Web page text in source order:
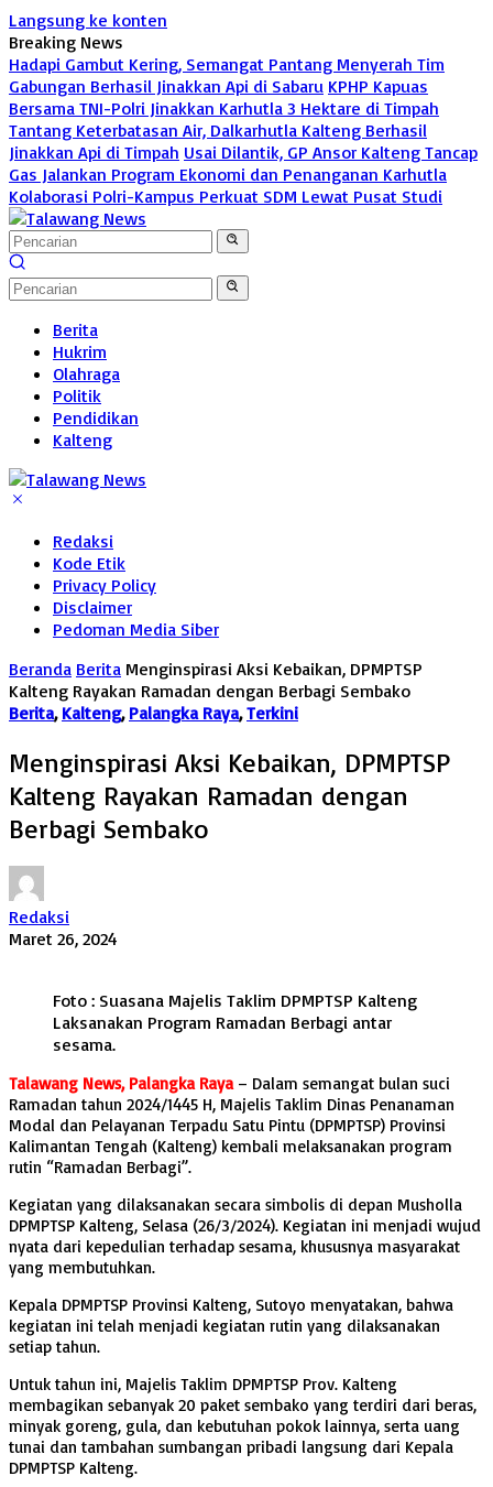
Langsung ke konten
Breaking News
Hadapi Gambut Kering, Semangat Pantang Menyerah Tim
Gabungan Berhasil Jinakkan Api di Sabaru KPHP Kapuas
Bersama TNI-Polri Jinakkan Karhutla 3 Hektare di Timpah
Tantang Keterbatasan Air, Dalkarhutla Kalteng Berhasil
Jinakkan Api di Timpah Usai Dilantik, GP Ansor Kalteng Tancap
Gas Jalankan Program Ekonomi dan Penanganan Karhutla
Kolaborasi Polri-Kampus Perkuat SDM Lewat Pusat Studi
Berita
Hukrim
Olahraga
Politik
Pendidikan
Kalteng
Redaksi
Kode Etik
Privacy Policy
Disclaimer
Pedoman Media Siber
Beranda Berita Menginspirasi Aksi Kebaikan, DPMPTSP
Kalteng Rayakan Ramadan dengan Berbagi Sembako
Berita, Kalteng, Palangka Raya,Terkini
Menginspirasi Aksi Kebaikan, DPMPTSP
Kalteng Rayakan Ramadan dengan
Berbagi Sembako
Redaksi
Maret 26, 2024
Foto : Suasana Majelis Taklim DPMPTSP Kalteng
Laksanakan Program Ramadan Berbagi antar
sesama.
Talawang News, Palangka Raya– Dalam semangat bulan suci
Ramadan tahun 2024/1445 H, Majelis Taklim Dinas Penanaman
Modal dan Pelayanan Terpadu Satu Pintu (DPMPTSP) Provinsi
Kalimantan Tengah (Kalteng) kembali melaksanakan program
rutin “Ramadan Berbagi”.
Kegiatan yang dilaksanakan secara simbolis di depan Musholla
DPMPTSP Kalteng, Selasa (26/3/2024). Kegiatan ini menjadi wujud
nyata dari kepedulian terhadap sesama, khususnya masyarakat
yang membutuhkan.
Kepala DPMPTSP Provinsi Kalteng, Sutoyo menyatakan, bahwa
kegiatan ini telah menjadi kegiatan rutin yang dilaksanakan
setiap tahun.
Untuk tahun ini, Majelis Taklim DPMPTSP Prov. Kalteng
membagikan sebanyak 20 paket sembako yang terdiri dari beras,
minyak goreng, gula, dan kebutuhan pokok lainnya, serta uang
tunai dan tambahan sumbangan pribadi langsung dari Kepala
DPMPTSP Kalteng.